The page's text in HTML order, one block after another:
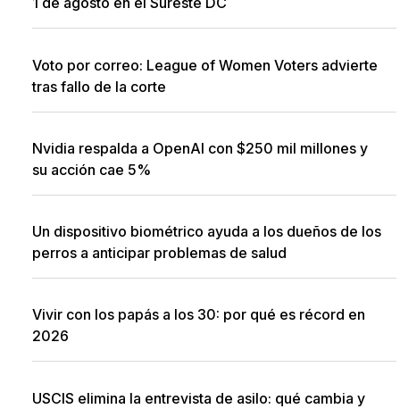
Voto por correo: League of Women Voters advierte
tras fallo de la corte
Nvidia respalda a OpenAI con $250 mil millones y
su acción cae 5%
Un dispositivo biométrico ayuda a los dueños de los
perros a anticipar problemas de salud
Vivir con los papás a los 30: por qué es récord en
2026
USCIS elimina la entrevista de asilo: qué cambia y